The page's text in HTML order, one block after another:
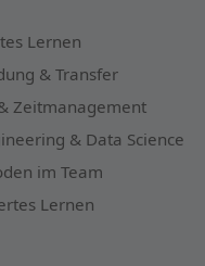
Lernen
& Transfer
Zeitmanagement
& Data Science
im Team
Lernen